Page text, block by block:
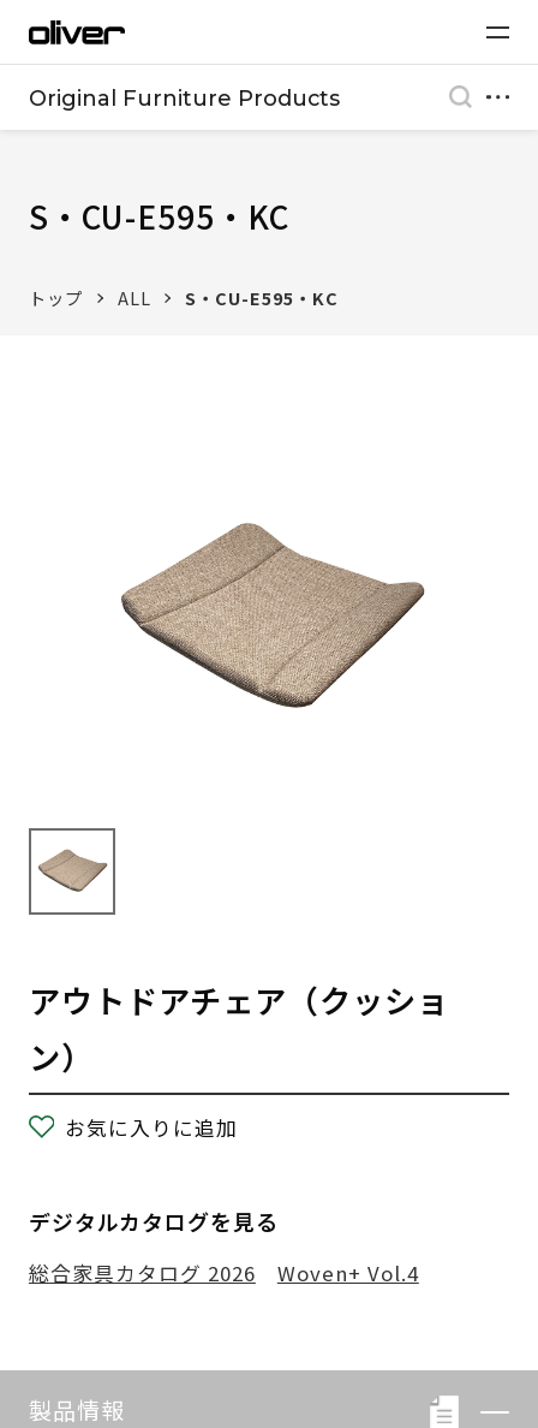
Original Furniture Products
S・CU-E595・KC
トップ ALL S・CU-E595・KC
アウトドアチェア（クッショ
ン）
お気に入りに追加
デジタルカタログを見る
総合家具カタログ 2026 Woven+ Vol.4
製品情報